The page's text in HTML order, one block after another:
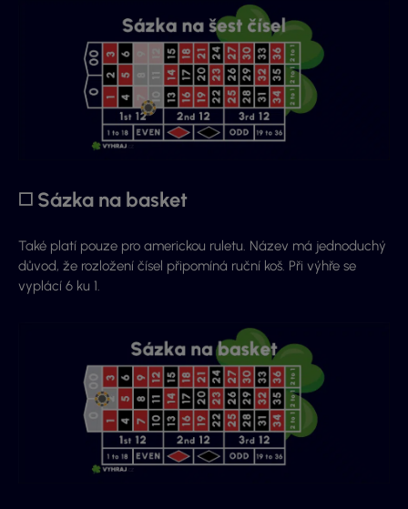
◻️ Sázka na basket
Také platí pouze pro americkou ruletu. Název má jednoduchý
důvod, že rozložení čísel připomíná ruční koš. Při výhře se
vyplácí 6 ku 1.